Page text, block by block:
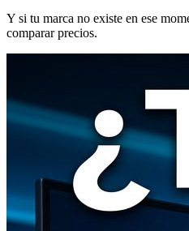
Y si tu marca no existe en ese
comparar precios.